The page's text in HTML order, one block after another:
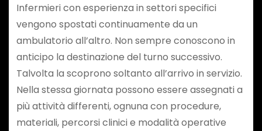
Infermieri con esperienza in settori specifici
vengono spostati continuamente da un
ambulatorio all’altro. Non sempre conoscono in
anticipo la destinazione del turno successivo.
Talvolta la scoprono soltanto all’arrivo in servizio.
Nella stessa giornata possono essere assegnati a
più attività differenti, ognuna con procedure,
materiali, percorsi clinici e modalità operative